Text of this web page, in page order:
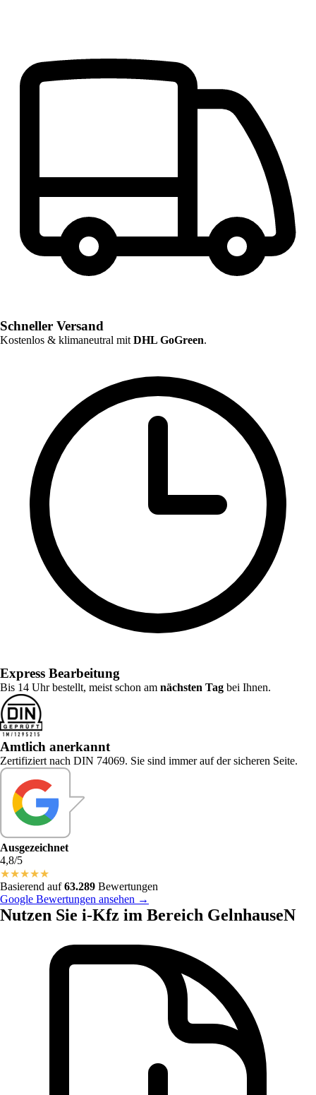
Schneller Versand
Kostenlos & klimaneutral mit DHL GoGreen.
Express Bearbeitung
Bis 14 Uhr bestellt, meist schon am nächsten Tag bei Ihnen.
Amtlich anerkannt
Zertifiziert nach DIN 74069. Sie sind immer auf der sicheren Seite.
Ausgezeichnet
4,8/5
★★★★★
Basierend auf63.289 Bewertungen
Google Bewertungen ansehen →
Nutzen Sie i-Kfz im Bereich GelnhauseN